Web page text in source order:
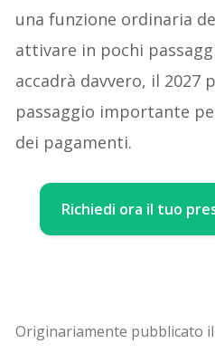
una funzione ordinaria
attivare in pochi
accadrà davvero, il 2027
passaggio importante
dei pagamenti.
Richiedi ora il tuo
Originariamente pubblicato